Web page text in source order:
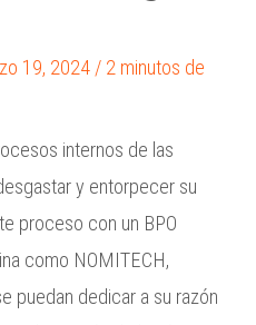
19, 2024 / 2 minutos de
internos de las
y entorpecer su
proceso con un BPO
como NOMITECH,
puedan dedicar a su razón